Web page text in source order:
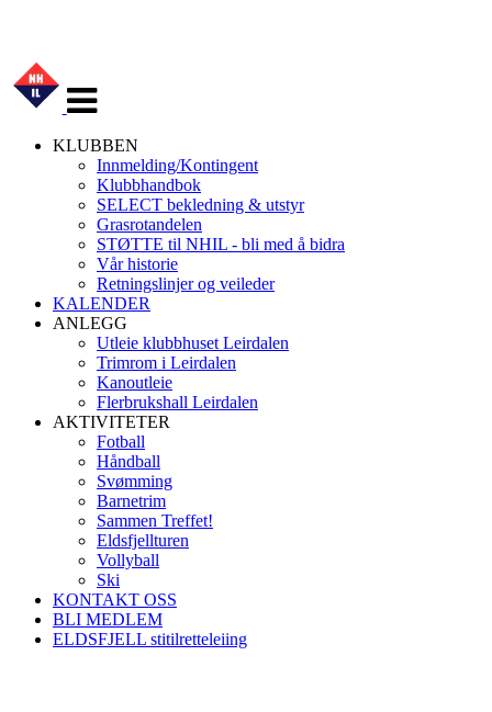
navigasjon
KLUBBEN
Innmelding/Kontingent
Klubbhandbok
SELECT bekledning & utstyr
Grasrotandelen
STØTTE til NHIL - bli med å bidra
Vår historie
Retningslinjer og veileder
KALENDER
ANLEGG
Utleie klubbhuset Leirdalen
Trimrom i Leirdalen
Kanoutleie
Flerbrukshall Leirdalen
AKTIVITETER
Fotball
Håndball
Svømming
Barnetrim
Sammen Treffet!
Eldsfjellturen
Vollyball
Ski
KONTAKT OSS
BLI MEDLEM
ELDSFJELL stitilretteleiing